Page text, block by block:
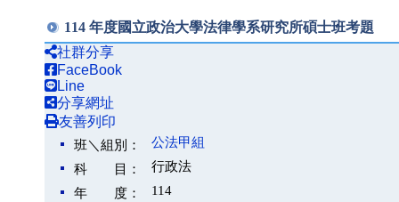
114 年度國立政治大學法律學系研究所碩士班考題
社群分享
FaceBook
Line
分享網址
友善列印
班＼組別：
公法甲組
科 目：
行政法
年 度：
114